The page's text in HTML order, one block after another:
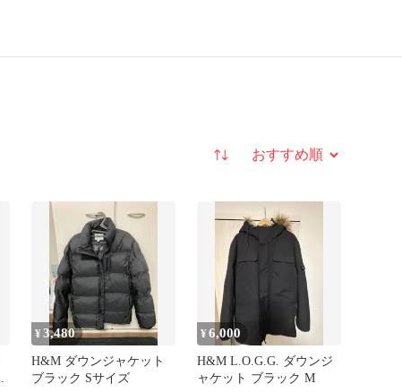
並び替え
¥3,480
H&M ダウンジャケット
ブラック Sサイズ
¥6,000
H&M L.O.G.G. ダウンジ
ャケット ブラック M